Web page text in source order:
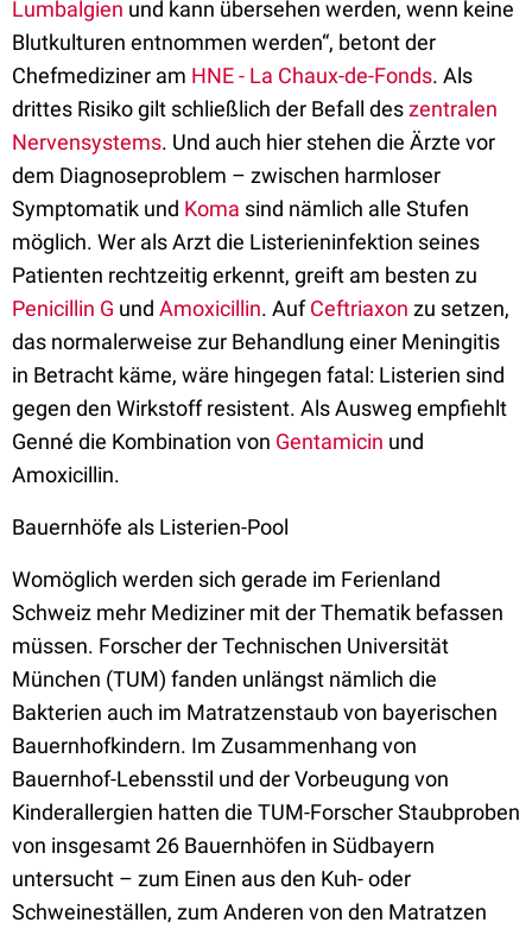
Lumbalgien und kann übersehen werden, wenn keine
Blutkulturen entnommen werden“, betont der
Chefmediziner am HNE - La Chaux-de-Fonds. Als
drittes Risiko gilt schließlich der Befall deszentralen
Nervensystems. Und auch hier stehen die Ärzte vor
dem Diagnoseproblem – zwischen harmloser
Symptomatik und Koma sind nämlich alle Stufen
möglich. Wer als Arzt die Listerieninfektion seines
Patienten rechtzeitig erkennt, greift am besten zu
Penicillin G und Amoxicillin. AufCeftriaxon zu setzen,
das normalerweise zur Behandlung einer Meningitis
in Betracht käme, wäre hingegen fatal: Listerien sind
gegen den Wirkstoff resistent. Als Ausweg empfiehlt
Genné die Kombination von Gentamicin und
Amoxicillin.
Bauernhöfe als Listerien-Pool
Womöglich werden sich gerade im Ferienland
Schweiz mehr Mediziner mit der Thematik befassen
müssen. Forscher der Technischen Universität
München (TUM) fanden unlängst nämlich die
Bakterien auch im Matratzenstaub von bayerischen
Bauernhofkindern. Im Zusammenhang von
Bauernhof-Lebensstil und der Vorbeugung von
Kinderallergien hatten die TUM-Forscher Staubproben
von insgesamt 26 Bauernhöfen in Südbayern
untersucht – zum Einen aus den Kuh- oder
Schweineställen, zum Anderen von den Matratzen